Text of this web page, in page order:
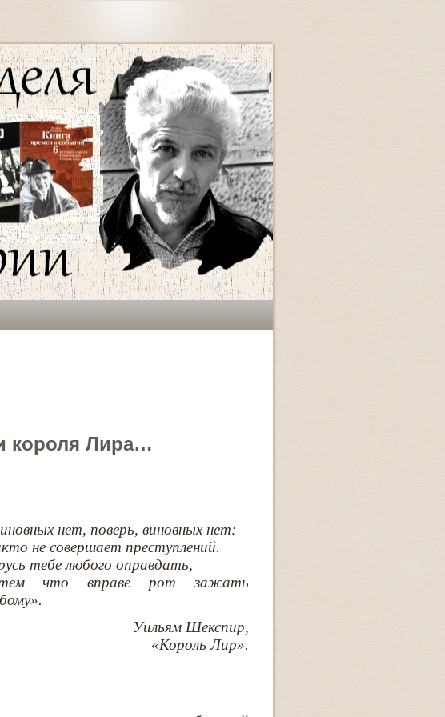
короля Лира…
нет, поверь, виновных нет:
не совершает преступлений.
тебе любого оправдать,
что вправе рот зажать
Уильям Шекспир,
«Король Лир».